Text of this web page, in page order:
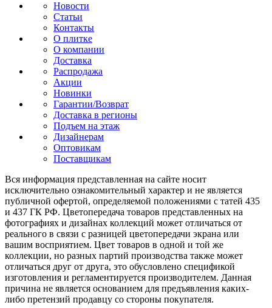
Новости
Статьи
Контакты
О плитке
О компании
Доставка
Распродажа
Акции
Новинки
Гарантии/Возврат
Доставка в регионы
Подъем на этаж
Дизайнерам
Оптовикам
Поставщикам
Вся информация представленная на сайте носит
исключительно ознакомительный характер и не является
публичной офертой, определяемой положениями с татей 435
и 437 ГК РФ. Цветопередача товаров представленных на
фотографиях и дизайнах коллекций может отличаться от
реального в связи с разницей цветопередачи экрана или
вашим восприятием. Цвет товаров в одной и той же
коллекции, но разных партий производства также может
отличаться друг от друга, это обусловлено спецификой
изготовления и регламентируется производителем. Данная
причина не является основанием для предъявления каких-
либо претензий продавцу со стороны покупателя.